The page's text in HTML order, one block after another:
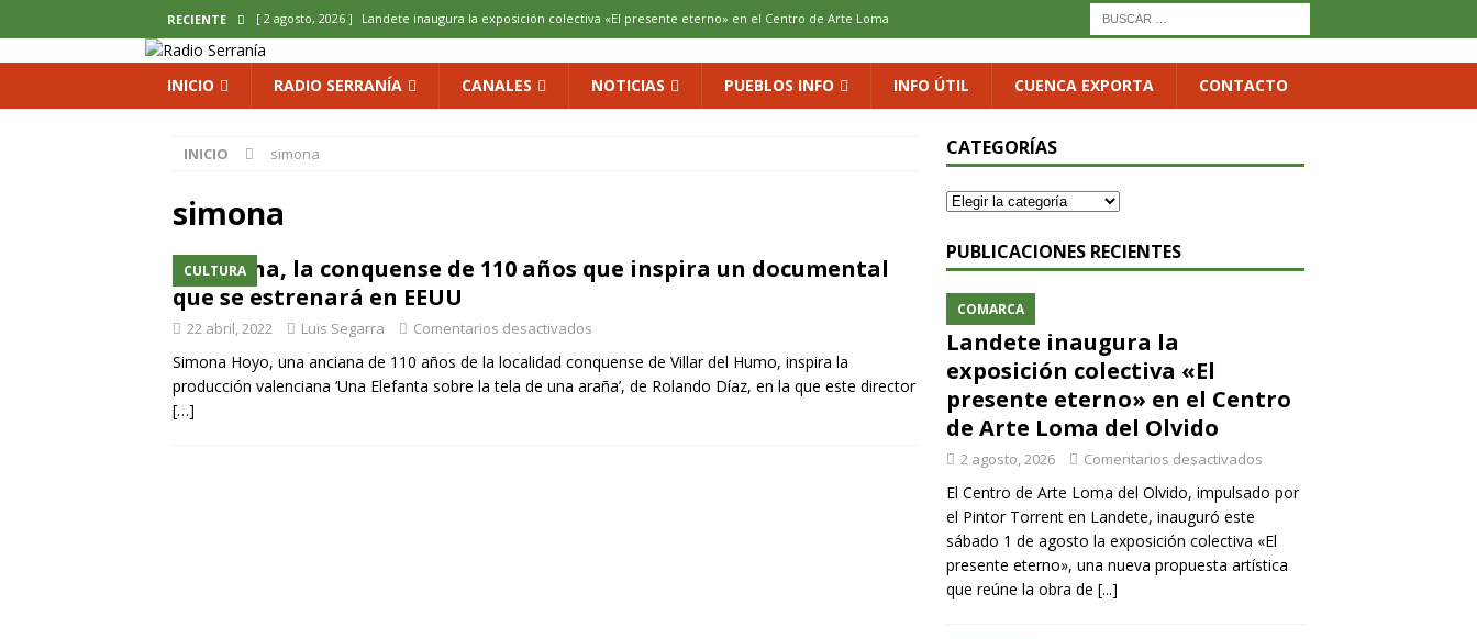
RECIENTE [ 2 agosto, 2026 ] Landete inaugura la exposición colectiva «El presente eterno» en el Centro de Arte Loma
del Olvido
[ 2 agosto, 2026 ] La copla se sube al escenario de Aliaguilla COMARCA
[ 2 agosto, 2026 ]
[ 2 agosto, 2026 ] El REBI Cuenca echa a rodar con ilusión renovada DEPORTE
INICIO RADIO SERRANÍA CANALES NOTICIAS PUEBLOS INFO INFO ÚTIL CUENCA EXPORTA CONTACTO
INICIO simona
simona
CULTURA
Simona, la conquense de 110 años que inspira un documental
que se estrenará en EEUU
22 abril, 2022 Luis Segarra Comentarios desactivados
Simona Hoyo, una anciana de 110 años de la localidad conquense de Villar del Humo, inspira la
producción valenciana ‘Una Elefanta sobre la tela de una araña’, de Rolando Díaz, en la que este director
[…]
CATEGORÍAS
PUBLICACIONES RECIENTES
COMARCA
Landete inaugura la
exposición colectiva «El
presente eterno» en el Centro
de Arte Loma del Olvido
2 agosto, 2026 Comentarios desactivados
El Centro de Arte Loma del Olvido, impulsado por
el Pintor Torrent en Landete, inauguró este
sábado 1 de agosto la exposición colectiva «El
presente eterno», una nueva propuesta artística
que reúne la obra de [...]